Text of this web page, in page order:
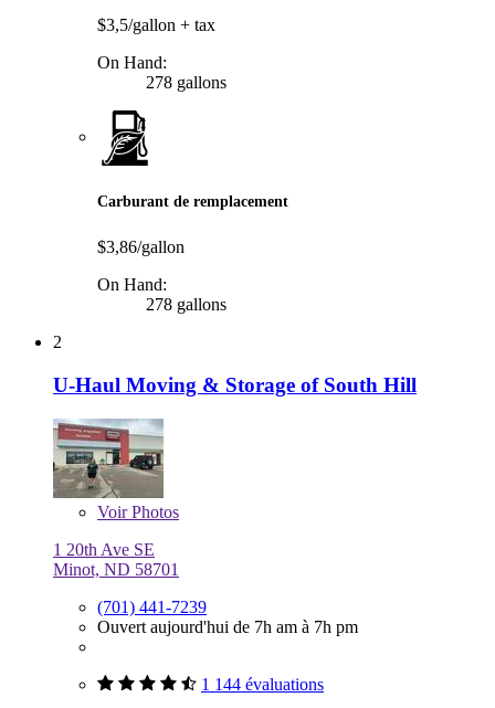
$3,5/gallon + tax
On Hand:
278 gallons
Carburant de remplacement
$3,86/gallon
On Hand:
278 gallons
2
U-Haul Moving & Storage of South Hill
VoirPhotos
1 20th Ave SE
Minot, ND 58701
(701) 441-7239
Ouvert aujourd'hui de 7h am à 7h pm
1 144 évaluations